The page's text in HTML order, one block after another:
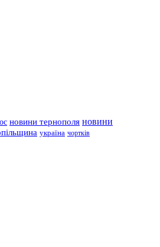
новини тернополя новини
україна чортків